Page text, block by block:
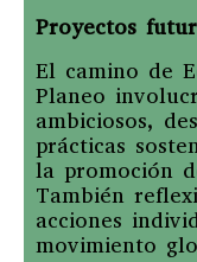
Proyectos
El camino de
Planeo
ambiciosos,
prácticas
la promoción
También
acciones
movimiento